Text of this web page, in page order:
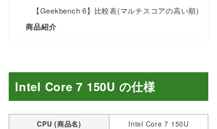
【Geekbench 6】比較表(マルチスコアの高い順)
商品紹介
Intel Core 7 150U の仕様
CPU (商品名) Intel Core 7 150U